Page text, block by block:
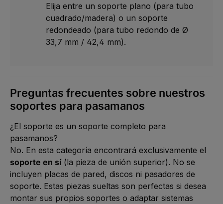
Elija entre un soporte plano (para tubo
cuadrado/madera) o un soporte
redondeado (para tubo redondo de Ø
33,7 mm / 42,4 mm).
Preguntas frecuentes sobre nuestros
soportes para pasamanos
¿El soporte es un soporte completo para
pasamanos?
No. En esta categoría encontrará exclusivamente el
soporte en sí (la pieza de unión superior). No se
incluyen placas de pared, discos ni pasadores de
soporte. Estas piezas sueltas son perfectas si desea
montar sus propios soportes o adaptar sistemas